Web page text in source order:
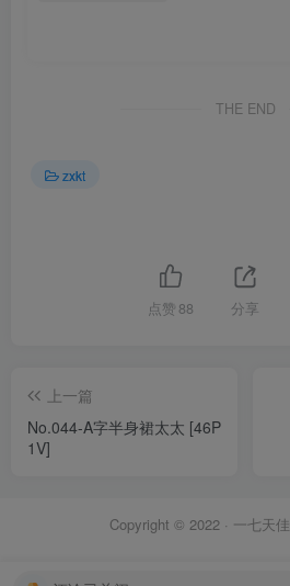
THE END
zxkt
点赞 88 分享
上一篇
No.044-A字半身裙太太 [46P
1V]
Copyright © 2022 · 一七天佳